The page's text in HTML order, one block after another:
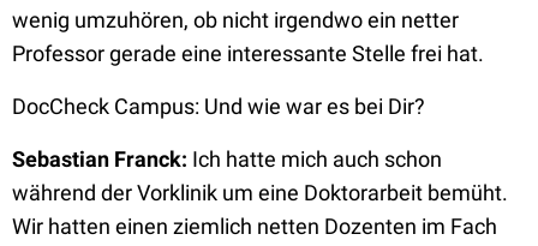
wenig umzuhören, ob nicht irgendwo ein netter
Professor gerade eine interessante Stelle frei hat.
DocCheck Campus: Und wie war es bei Dir?
Sebastian Franck: Ich hatte mich auch schon
während der Vorklinik um eine Doktorarbeit bemüht.
Wir hatten einen ziemlich netten Dozenten im Fach